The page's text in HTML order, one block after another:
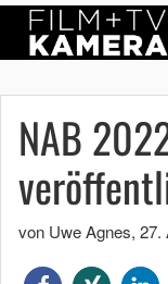
NAB
von Uwe Agnes, 27.